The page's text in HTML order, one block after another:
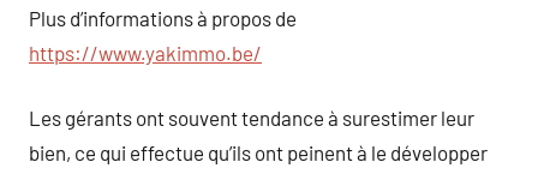
Plus d’informations à propos de
https://www.yakimmo.be/
Les gérants ont souvent tendance à surestimer leur
bien, ce qui effectue qu’ils ont peinent à le développer